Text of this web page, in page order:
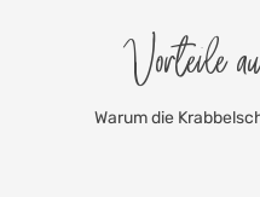
Vorteile
Warum die